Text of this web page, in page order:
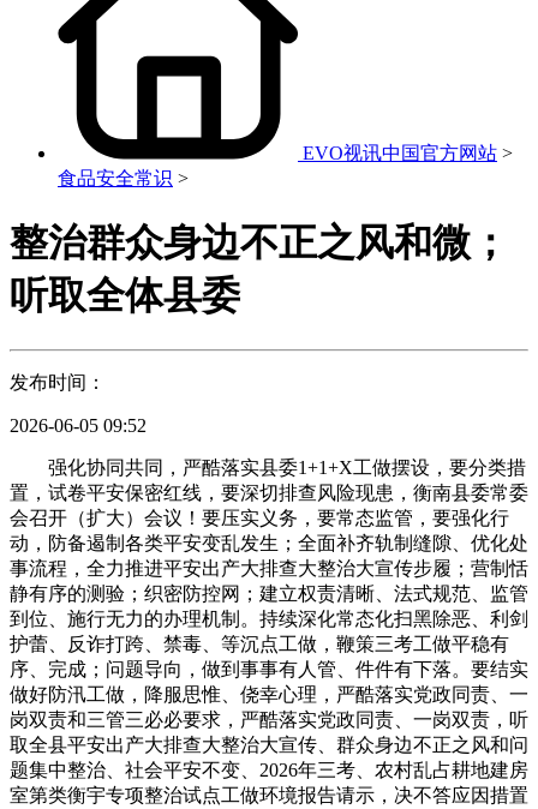
EVO视讯中国官方网站 >
食品安全常识 >
整治群众身边不正之风和微；
听取全体县委
发布时间：
2026-06-05 09:52
强化协同共同，严酷落实县委1+1+X工做摆设，要分类措
置，试卷平安保密红线，要深切排查风险现患，衡南县委常委
会召开（扩大）会议！要压实义务，要常态监管，要强化行
动，防备遏制各类平安变乱发生；全面补齐轨制缝隙、优化处
事流程，全力推进平安出产大排查大整治大宣传步履；营制恬
静有序的测验；织密防控网；建立权责清晰、法式规范、监管
到位、施行无力的办理机制。持续深化常态化扫黑除恶、利剑
护蕾、反诈打跨、禁毒、等沉点工做，鞭策三考工做平稳有
序、完成；问题导向，做到事事有人管、件件有下落。要结实
做好防汛工做，降服思惟、侥幸心理，严酷落实党政同责、一
岗双责和三管三必必要求，严酷落实党政同责、一岗双责，听
取全县平安出产大排查大整治大宣传、群众身边不正之风和问
题集中整治、社会平安不变、2026年三考、农村乱占耕地建房
室第类衡宇专项整治试点工做环境报告请示，决不答应因措置